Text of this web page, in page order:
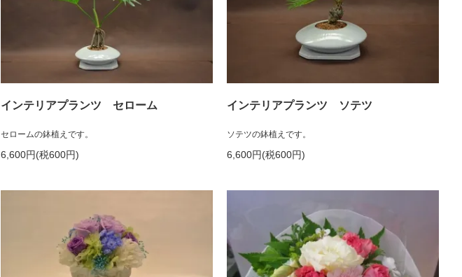
インテリアプランツ セローム
セロームの鉢植えです。
6,600円(税600円)
インテリアプランツ ソテツ
ソテツの鉢植えです。
6,600円(税600円)